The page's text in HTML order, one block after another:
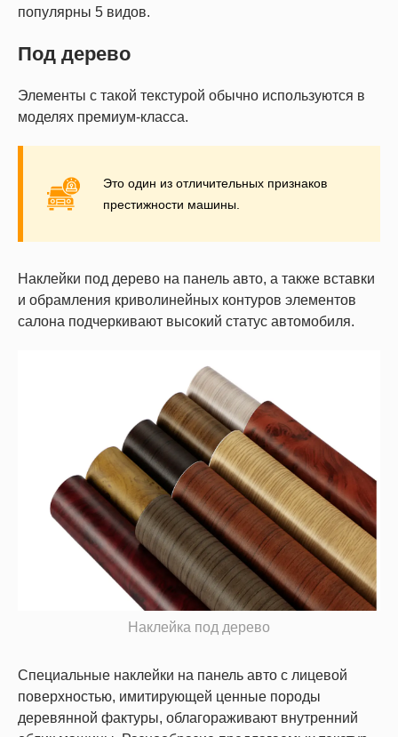
популярны 5 видов.
Под дерево
Элементы с такой текстурой обычно используются в
моделях премиум-класса.
Это один из отличительных признаков
престижности машины.
Наклейки под дерево на панель авто, а также вставки
и обрамления криволинейных контуров элементов
салона подчеркивают высокий статус автомобиля.
Наклейка под дерево
Специальные наклейки на панель авто с лицевой
поверхностью, имитирующей ценные породы
деревянной фактуры, облагораживают внутренний